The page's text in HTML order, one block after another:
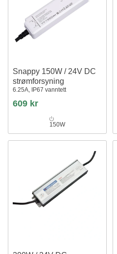
Snappy 150W / 24V DC
strømforsyning
6.25A, IP67 vanntett
609 kr
150W